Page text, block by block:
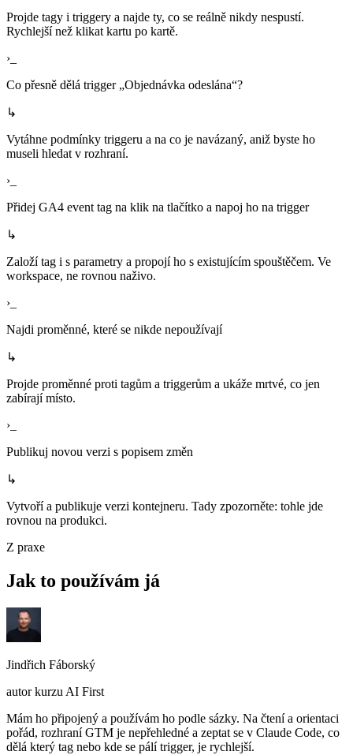
Projde tagy i triggery a najde ty, co se reálně nikdy nespustí.
Rychlejší než klikat kartu po kartě.
›_
Co přesně dělá trigger „Objednávka odeslána“?
↳
Vytáhne podmínky triggeru a na co je navázaný, aniž byste ho
museli hledat v rozhraní.
›_
Přidej GA4 event tag na klik na tlačítko a napoj ho na trigger
↳
Založí tag i s parametry a propojí ho s existujícím spouštěčem. Ve
workspace, ne rovnou naživo.
›_
Najdi proměnné, které se nikde nepoužívají
↳
Projde proměnné proti tagům a triggerům a ukáže mrtvé, co jen
zabírají místo.
›_
Publikuj novou verzi s popisem změn
↳
Vytvoří a publikuje verzi kontejneru. Tady zpozorněte: tohle jde
rovnou na produkci.
Z praxe
Jak to používám já
Jindřich Fáborský
autor kurzu AI First
Mám ho připojený a používám ho podle sázky. Na čtení a orientaci
pořád, rozhraní GTM je nepřehledné a zeptat se v Claude Code, co
dělá který tag nebo kde se pálí trigger, je rychlejší.